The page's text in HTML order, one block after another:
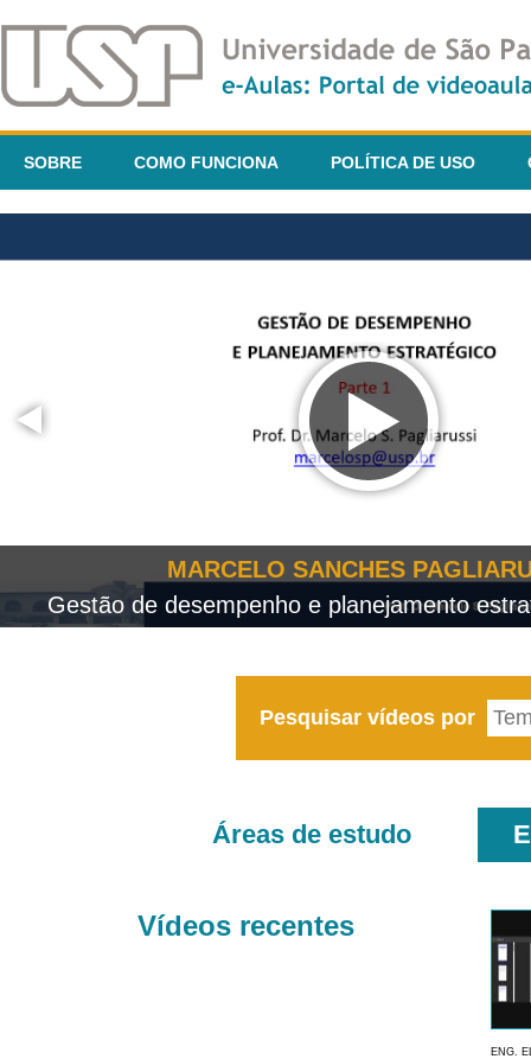
SOBRE COMO FUNCIONA POLÍTICA DE USO
MARCELO SANCHES
Gestão de desempenho e planejamento
Pesquisar vídeos por
Áreas de estudo
Vídeos recentes
ENG.